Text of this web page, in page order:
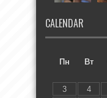
CALENDAR
Пн
Вт
3
4